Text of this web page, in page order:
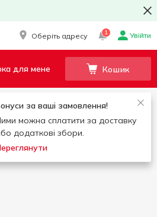
Оберіть адресу 1 Увійти
для мене Кошик
за ваші замовлення!
можна сплатити за доставку
додаткові збори.